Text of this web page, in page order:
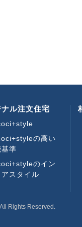
ル注文住宅
の高い
準
のイン
アスタイル
Rights Reserved.